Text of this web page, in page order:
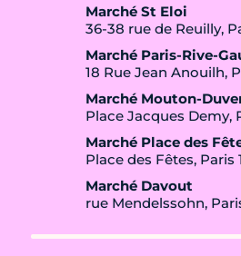
Marché St Eloi
36-38 rue de Reuilly,
Marché Paris-Rive-
18 Rue Jean Anouilh,
Marché Mouton-
Place Jacques Demy,
Marché Place des
Place des Fêtes, Paris
Marché Davout
rue Mendelssohn,